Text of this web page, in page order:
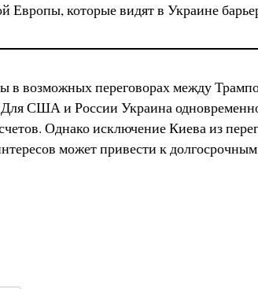
Европы, которые видят в Украине
в возможных переговорах между
США и России Украина
Однако исключение Киева из
может привести к